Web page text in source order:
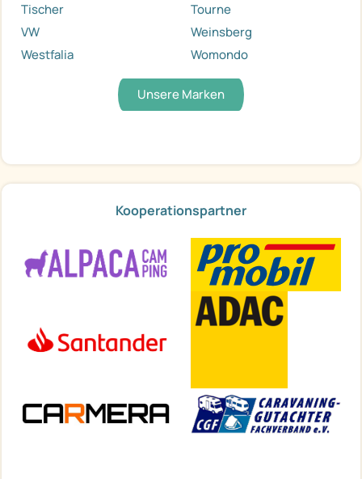
Tischer
Tourne
VW
Weinsberg
Westfalia
Womondo
Unsere Marken
Kooperationspartner